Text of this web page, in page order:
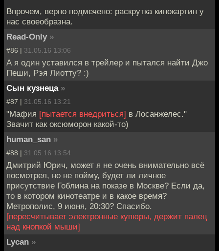
Впрочем, верно подмечено: раскрутка кинокартин у
нас своеобразна.
Read-Only »
#86 | 31.05.16 13:06
А я один уставился в трейлер и пытался найти Джо
Пеши, Рэя Лиотту? :)
Сын кузнеца »
#87 | 31.05.16 13:21
"Мафия [пытается внедриться] в Лосанжелес."
Звачит как оксюморон какой-то)
human_san »
#88 | 31.05.16 13:54
Дмитрий Юрич, может я не очень внимательно всё
посмотрел, но не пойму, будет ли личное
присутствие Гоблина на показе в Москве? Если да,
то в котором кинотеатре и в какое время?
Метрополис, 9 июня, 20:30? Спасибо.
[пересчитывает электронные купюры, держит палец
над кнопкой мыши]
Lycan »